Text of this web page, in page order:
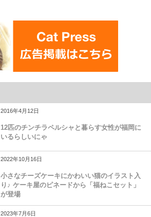
2016年4月12日
12匹のチンチラペルシャと暮らす女性が福岡に
いるらしいにゃ
2022年10月16日
小さなチーズケーキにかわいい猫のイラスト入
り♪ ケーキ屋のピネードから「福ねこセット」
が登場
2023年7月6日